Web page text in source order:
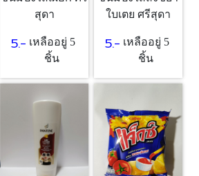
สุดา
5.- เหลืออยู่ 5
ชิ้น
ใบเตย ศรีสุดา
5.- เหลืออยู่ 5
ชิ้น